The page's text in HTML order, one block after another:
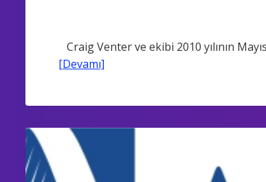
Craig Venter ve ekibi 2010 yılının
[Devamı]